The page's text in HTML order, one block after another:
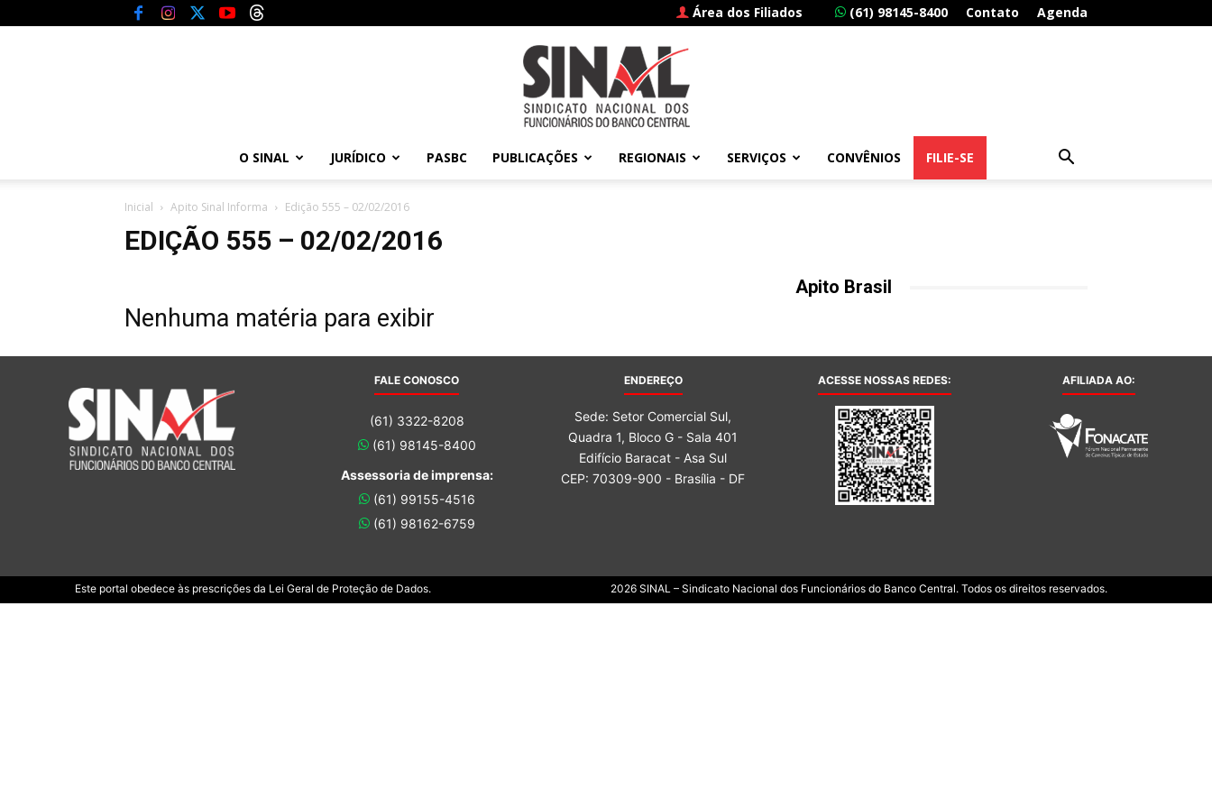
Área dos Filiados (61) 98145-8400 Contato Agenda
Sindicato
O SINAL JURÍDICO PASBC PUBLICAÇÕES REGIONAIS SERVIÇOS CONVÊNIOS FILIE-SE
Inicial Apito Sinal Informa Edição 555 – 02/02/2016
EDIÇÃO 555 – 02/02/2016
Nenhuma matéria para exibir
Apito Brasil
FALE CONOSCO
(61) 3322-8208
(61) 98145-8400
Assessoria de imprensa:
(61) 99155-4516
(61) 98162-6759
ENDEREÇO
Sede: Setor Comercial Sul,
Quadra 1, Bloco G - Sala 401
Edifício Baracat - Asa Sul
CEP: 70309-900 - Brasília - DF
ACESSE NOSSAS REDES: AFILIADA AO:
Este portal obedece às prescrições da Lei Geral de Proteção de Dados. 2026 SINAL – Sindicato Nacional dos Funcionários do Banco Central. Todos os direitos reservados.